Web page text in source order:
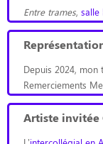
Entre trames, salle
Depuis 2024,
Remerciements
Artiste invitée